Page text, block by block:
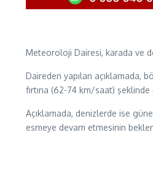
Meteoroloji Dairesi, karada ve
Daireden yapılan açıklamada,
fırtına (62-74 km/saat)
Açıklamada, denizlerde ise
esmeye devam etmesinin